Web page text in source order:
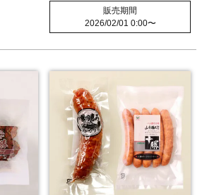
販売期間
2026/02/01 0:00〜